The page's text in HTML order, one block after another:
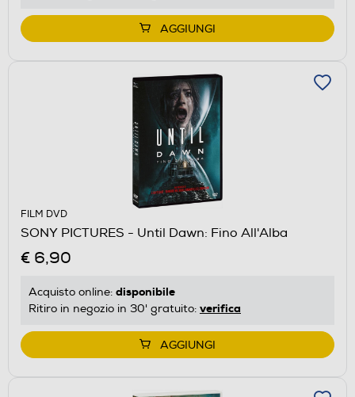
AGGIUNGI
FILM DVD
SONY PICTURES - Until Dawn: Fino All'Alba
€ 6,90
Acquisto online: disponibile
Ritiro in negozio in 30' gratuito: verifica
AGGIUNGI